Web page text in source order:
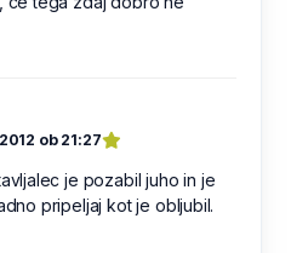
ob 21:27
je pozabil juho in je
pripeljaj kot je obljubil.